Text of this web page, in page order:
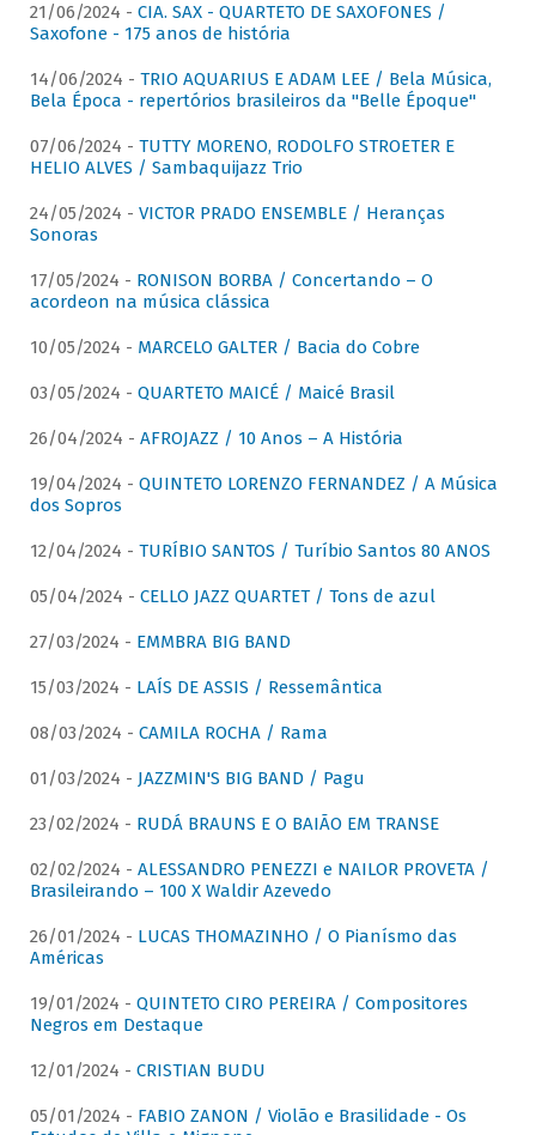
21/06/2024 - CIA. SAX - QUARTETO DE SAXOFONES /
Saxofone - 175 anos de história
14/06/2024 - TRIO AQUARIUS E ADAM LEE / Bela Música,
Bela Época - repertórios brasileiros da "Belle Époque"
07/06/2024 - TUTTY MORENO, RODOLFO STROETER E
HELIO ALVES / Sambaquijazz Trio
24/05/2024 - VICTOR PRADO ENSEMBLE / Heranças
Sonoras
17/05/2024 - RONISON BORBA / Concertando – O
acordeon na música clássica
10/05/2024 - MARCELO GALTER / Bacia do Cobre
03/05/2024 - QUARTETO MAICÉ / Maicé Brasil
26/04/2024 - AFROJAZZ / 10 Anos – A História
19/04/2024 - QUINTETO LORENZO FERNANDEZ / A Música
dos Sopros
12/04/2024 - TURÍBIO SANTOS / Turíbio Santos 80 ANOS
05/04/2024 - CELLO JAZZ QUARTET / Tons de azul
27/03/2024 - EMMBRA BIG BAND
15/03/2024 - LAÍS DE ASSIS / Ressemântica
08/03/2024 - CAMILA ROCHA / Rama
01/03/2024 - JAZZMIN'S BIG BAND / Pagu
23/02/2024 - RUDÁ BRAUNS E O BAIÃO EM TRANSE
02/02/2024 - ALESSANDRO PENEZZI e NAILOR PROVETA /
Brasileirando – 100 X Waldir Azevedo
26/01/2024 - LUCAS THOMAZINHO / O Pianísmo das
Américas
19/01/2024 - QUINTETO CIRO PEREIRA / Compositores
Negros em Destaque
12/01/2024 - CRISTIAN BUDU
05/01/2024 - FABIO ZANON / Violão e Brasilidade - Os